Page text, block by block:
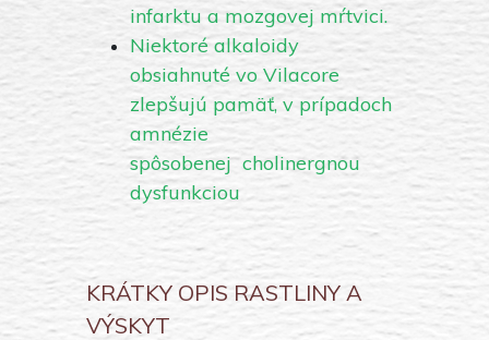
infarktu a mozgovej mŕtvici.
Niektoré alkaloidy
obsiahnuté vo Vilacore
zlepšujú pamäť, v prípadoch
amnézie
spôsobenej cholinergnou
dysfunkciou
KRÁTKY OPIS RASTLINY A
VÝSKYT